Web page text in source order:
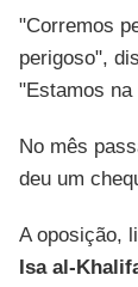
"Corremos
perigoso",
"Estamos
No mês
deu um
A oposição,
Isa al-